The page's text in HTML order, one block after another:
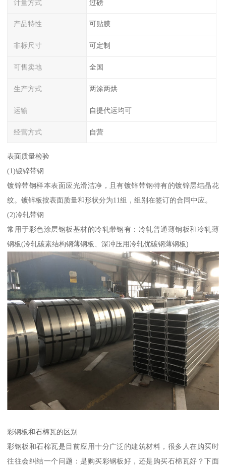
计量方式 过磅
产品特性 可贴膜
非标尺寸 可定制
可售卖地 全国
生产方式 两涂两烘
运输 自提代运均可
经营方式 自营
表面质量检验
(1)镀锌带钢
镀锌带钢样本表面应光滑洁净，且有镀锌带钢特有的镀锌层结晶花
纹。镀锌板按表面质量和形状分为11组，组别在签订的合同中应。
(2)冷轧带钢
常用于彩色涂层钢板基材的冷轧带钢有：冷轧普通薄钢板和冷轧薄
钢板(冷轧碳素结构钢薄钢板、深冲压用冷轧优碳钢薄钢板)
彩钢板和石棉瓦的区别
彩钢板和石棉瓦是目前应用十分广泛的建筑材料，很多人在购买时
往往会纠结一个问题：是购买彩钢板好，还是购买石棉瓦好？下面